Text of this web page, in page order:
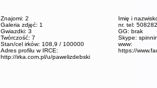
Znajomi: 2
Galeria zdjęć: 1
Gwiazdki: 3
Twórczość: 7
Stan/cel irków: 108,9 / 100000
Adres profilu w IRCE:
http://irka.com.pl/u/pawelizdebski
Imię i
nr. tel:
GG: brak
Skype:
www:
https://